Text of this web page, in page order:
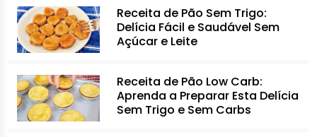
Receita de Pão Sem Trigo:
Delícia Fácil e Saudável Sem
Açúcar e Leite
Receita de Pão Low Carb:
Aprenda a Preparar Esta Delícia
Sem Trigo e Sem Carbs